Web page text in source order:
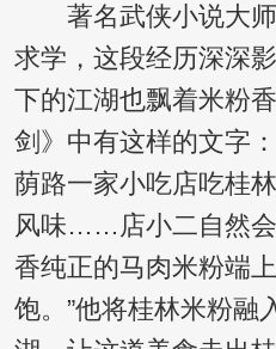
著名武侠小说大师
求学，这段经历深深
下的江湖也飘着米粉
剑》中有这样的文字
荫路一家小吃店吃桂
风味……店小二自然
香纯正的马肉米粉端
饱。”他将桂林米粉融